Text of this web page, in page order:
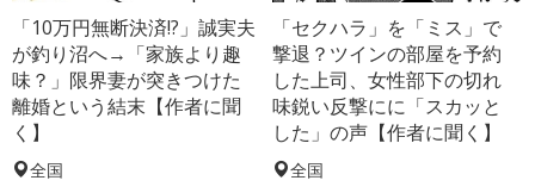
「10万円無断決済!?」誠実夫
が釣り沼へ→「家族より趣
味？」限界妻が突きつけた
離婚という結末【作者に聞
く】
全国
「セクハラ」を「ミス」で
撃退？ツインの部屋を予約
した上司、女性部下の切れ
味鋭い反撃にに「スカッと
した」の声【作者に聞く】
全国